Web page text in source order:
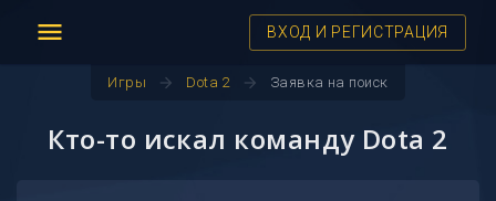
menu ВХОД И РЕГИСТРАЦИЯ
Игры arrow_forward Dota 2 arrow_forward Заявка на поиск
Кто-то искал команду Dota 2